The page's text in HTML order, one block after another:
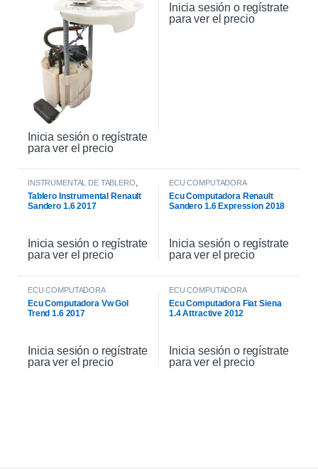
Inicia sesión o regístrate
para ver el precio
Inicia sesión o regístrate
para ver el precio
INSTRUMENTAL DE TABLERO
Tablero Instrumental Renault
Sandero 1.6 2017
Inicia sesión o regístrate
para ver el precio
ECU COMPUTADORA
Ecu Computadora Renault
Sandero 1.6 Expression 2018
Inicia sesión o regístrate
para ver el precio
ECU COMPUTADORA
Ecu Computadora Vw Gol
Trend 1.6 2017
Inicia sesión o regístrate
para ver el precio
ECU COMPUTADORA
Ecu Computadora Fiat Siena
1.4 Attractive 2012
Inicia sesión o regístrate
para ver el precio